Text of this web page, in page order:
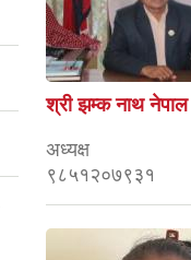
श्री झम्क नाथ नेपाल
अध्यक्ष
९८५१२०७९३१